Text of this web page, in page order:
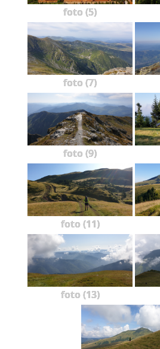
foto (5)
foto (7)
foto (9)
foto (11)
foto (13)